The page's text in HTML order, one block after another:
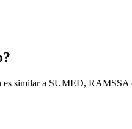
similar a SUMED,